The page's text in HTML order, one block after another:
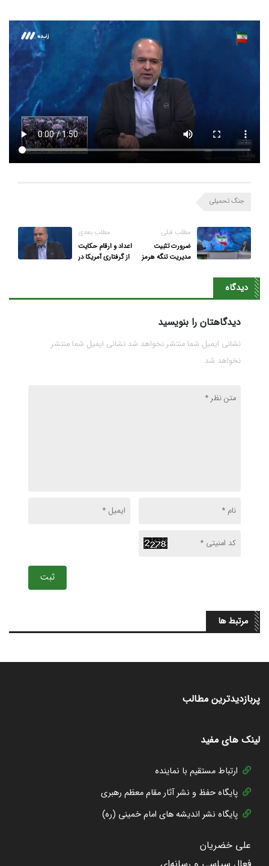
جنگ تحمیلی
مطلب قبلی
ضرورت تثبیت
مدیریت تنگه هرمز
مطلب بعدی
اعداد و ارقام حکایت
از گرفتاری آمریکا در
دیدگاه
دیدگاهتان را بنویسید
نشانی ایمیل شما منتشر نخواهد شد نشانی ایمیل شما منتشر
نخواهد شد
ثبت
مرتبط ها
لینک های مفید
ارتباط مستقیم با نماینده
پایگاه حفظ و نشر آثار مقام معظم رهبری
پایگاه نشر اندیشه های امام خمینی (ره)
پربازدیدترین مطالب
علی خضریان